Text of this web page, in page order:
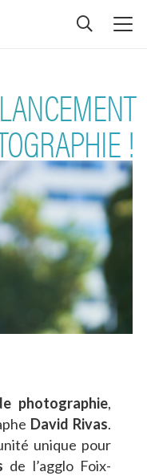
!
photographie,
David Rivas.
unique pour
de l’agglo Foix-